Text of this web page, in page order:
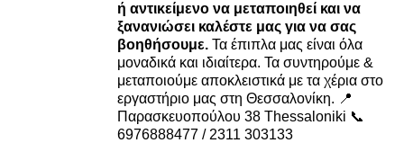
ή αντικείμενο να μεταποιηθεί και να
ξανανιώσει καλέστε μας για να σας
βοηθήσουμε.Τα έπιπλα μας είναι όλα
μοναδικά και ιδιαίτερα. Τα συντηρούμε &
μεταποιούμε αποκλειστικά με τα χέρια στο
εργαστήριο μας στη Θεσσαλονίκη. 📍
Παρασκευοπούλου 38 Thessaloniki 📞
6976888477 / 2311 303133